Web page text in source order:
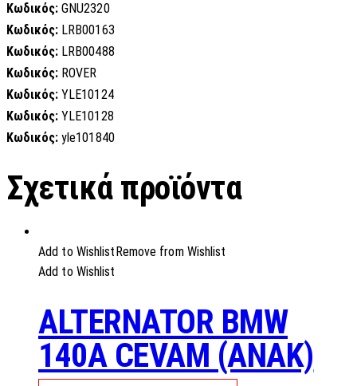
Κωδικός: GNU2320
Κωδικός: LRB00163
Κωδικός: LRB00488
Κωδικός: ROVER
Κωδικός: YLE10124
Κωδικός: YLE10128
Κωδικός: yle101840
Σχετικά προϊόντα
Add to Wishlist Remove from Wishlist
Add to Wishlist
ALTERNATOR BMW
140A CEVAM (ANAK)